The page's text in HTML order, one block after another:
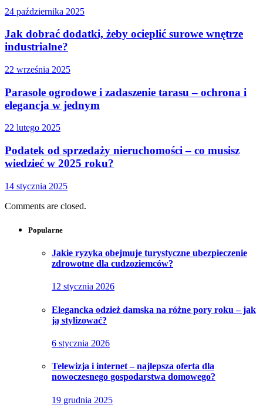
24 października 2025
Jak dobrać dodatki, żeby ocieplić surowe wnętrze
industrialne?
22 września 2025
Parasole ogrodowe i zadaszenie tarasu – ochrona i
elegancja w jednym
22 lutego 2025
Podatek od sprzedaży nieruchomości – co musisz
wiedzieć w 2025 roku?
14 stycznia 2025
Comments are closed.
Popularne
Jakie ryzyka obejmuje turystyczne ubezpieczenie
zdrowotne dla cudzoziemców?
12 stycznia 2026
Elegancka odzież damska na różne pory roku – jak
ją stylizować?
6 stycznia 2026
Telewizja i internet – najlepsza oferta dla
nowoczesnego gospodarstwa domowego?
19 grudnia 2025